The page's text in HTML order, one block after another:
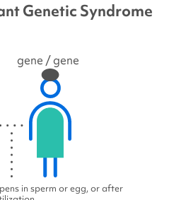
Genetic Syndrome
gene / gene
in sperm or egg, or after